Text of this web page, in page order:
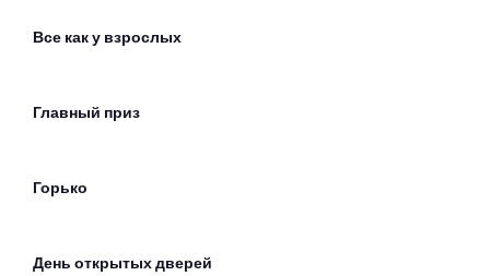
Все как у взрослых
Главный приз
Горько
День открытых дверей